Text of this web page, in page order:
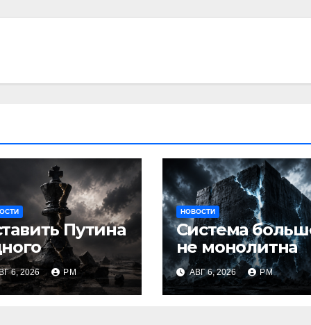
Путина
6, 2026 РМ
НОВОСТИ
Система
не монолитна
АВГ 6, 2026 РМ